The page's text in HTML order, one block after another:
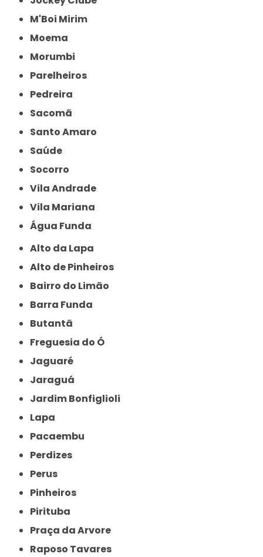
M'Boi Mirim
Moema
Morumbi
Parelheiros
Pedreira
Sacomã
Santo Amaro
Saúde
Socorro
Vila Andrade
Vila Mariana
Água Funda
Alto da Lapa
Alto de Pinheiros
Bairro do Limão
Barra Funda
Butantã
Freguesia do Ó
Jaguaré
Jaraguá
Jardim Bonfiglioli
Lapa
Pacaembu
Perdizes
Perus
Pinheiros
Pirituba
Praça da Arvore
Raposo Tavares